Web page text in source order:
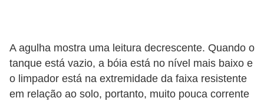
A agulha mostra uma leitura decrescente. Quando o
tanque está vazio, a bóia está no nível mais baixo e
o limpador está na extremidade da faixa resistente
em relação ao solo, portanto, muito pouca corrente
e
i
s